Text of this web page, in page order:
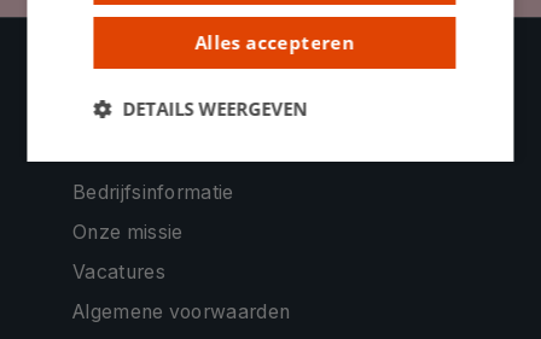
OVER DE BANIER
Bedrijfsinformatie
Onze missie
Vacatures
Algemene voorwaarden
Alles accepteren
DETAILS WEERGEVEN